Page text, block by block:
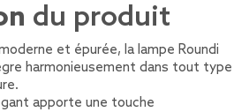
du produit
et épurée, la lampe Roundi
harmonieusement dans tout type
apporte une touche